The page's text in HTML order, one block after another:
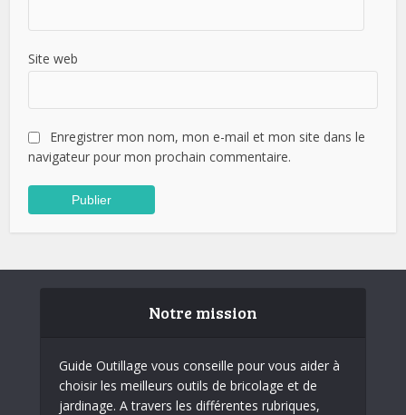
Site web
Enregistrer mon nom, mon e-mail et mon site dans le
navigateur pour mon prochain commentaire.
Notre mission
Guide Outillage vous conseille pour vous aider à
choisir les meilleurs outils de bricolage et de
jardinage. A travers les différentes rubriques,